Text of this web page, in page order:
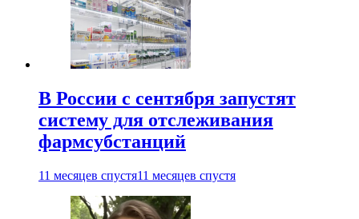
В России с сентября запустят
систему для отслеживания
фармсубстанций
11 месяцев спустя11 месяцев спустя